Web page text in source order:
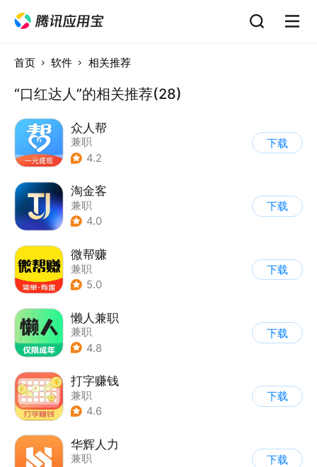
首页 软件 相关推荐
“口红达人”的相关推荐(28)
众人帮
兼职
4.2
下载
淘金客
兼职
4.0
下载
微帮赚
兼职
5.0
下载
懒人兼职
兼职
4.8
下载
打字赚钱
兼职
4.6
下载
华辉人力
兼职
下载